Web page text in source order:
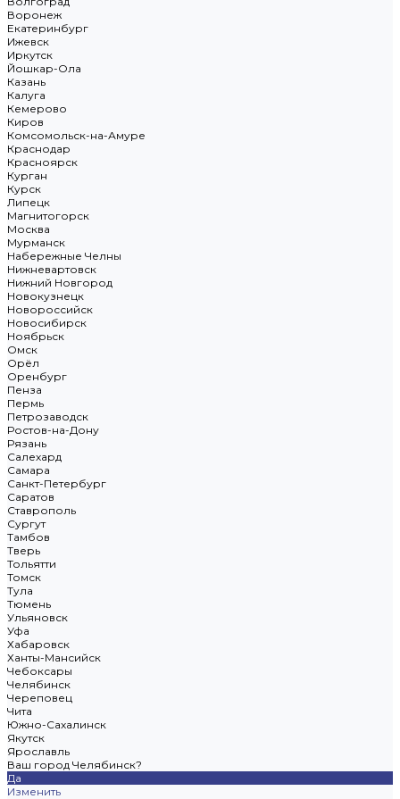
Воронеж
Екатеринбург
Ижевск
Иркутск
Йошкар-Ола
Казань
Калуга
Кемерово
Киров
Комсомольск-на-Амуре
Краснодар
Красноярск
Курган
Курск
Липецк
Магнитогорск
Москва
Мурманск
Набережные Челны
Нижневартовск
Нижний Новгород
Новокузнецк
Новороссийск
Новосибирск
Ноябрьск
Омск
Орёл
Оренбург
Пенза
Пермь
Петрозаводск
Ростов-на-Дону
Рязань
Салехард
Самара
Санкт-Петербург
Саратов
Ставрополь
Сургут
Тамбов
Тверь
Тольятти
Томск
Тула
Тюмень
Ульяновск
Уфа
Хабаровск
Ханты-Мансийск
Чебоксары
Челябинск
Череповец
Чита
Южно-Сахалинск
Якутск
Ярославль
Ваш город Челябинск?
Да
Изменить